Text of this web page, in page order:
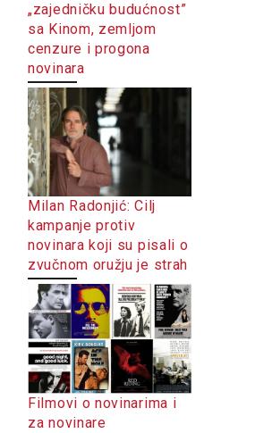
„zajedničku budućnost”
sa Kinom, zemljom
cenzure i progona
novinara
Milan Radonjić: Cilj
kampanje protiv
novinara koji su pisali o
zvučnom oružju je strah
Filmovi o novinarima i
za novinare